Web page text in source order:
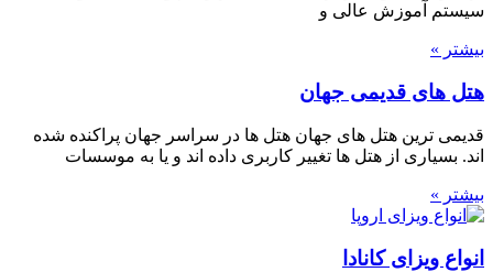
سیستم آموزش عالی و
بیشتر »
هتل های قدیمی جهان
قدیمی ترین هتل های جهان هتل ها در سراسر جهان پراکنده شده
اند. بسیاری از هتل ها تغییر کاربری داده اند و یا به موسسات
بیشتر »
انواع ویزای کانادا